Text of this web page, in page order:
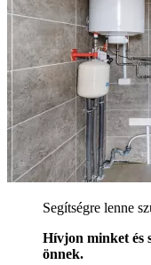
Segítségre lenne
Hívjon minket és
önnek.